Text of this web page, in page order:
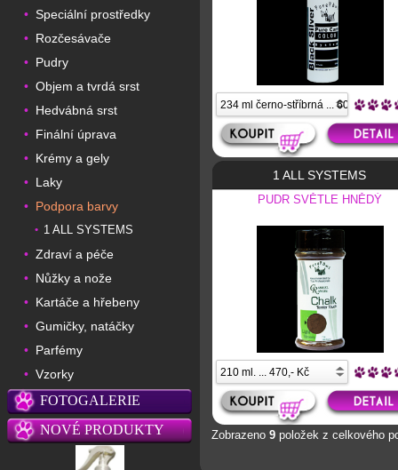
• Speciální prostředky
• Rozčesávače
• Pudry
• Objem a tvrdá srst
• Hedvábná srst
• Finální úprava
• Krémy a gely
• Laky
• Podpora barvy
• 1 ALL SYSTEMS
• Zdraví a péče
• Nůžky a nože
• Kartáče a hřebeny
• Gumičky, natáčky
• Parfémy
• Vzorky
FOTOGALERIE
NOVÉ PRODUKTY
1 ALL SYSTEMS
PUDR SVĚTLE HNĚDÝ
Zobrazeno 9 položek z celkového